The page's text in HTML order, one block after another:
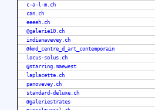
c-a-l-m.ch
can.ch
eeeeh.ch
@galerie10.ch
indianavevey.ch
@kmd_centre_d_art_contemporain
locus-solus.ch
@starring.maewest
laplacette.ch
panovevey.ch
standard-deluxe.ch
@galeriestrates